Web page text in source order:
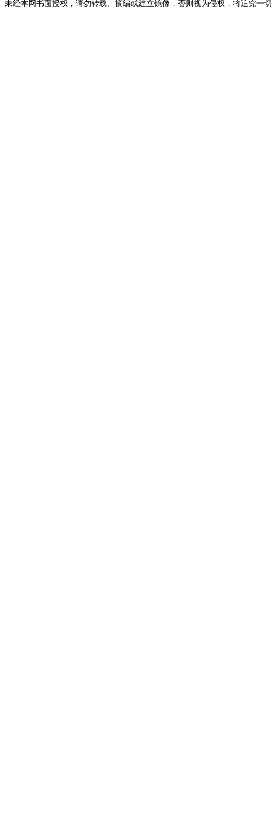
未经本网书面授权，请勿转载、摘编或建立镜像，否则视为侵权，将追究一